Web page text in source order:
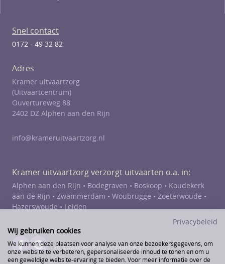
Snel contact
0172 - 49 32 82
Adres
Kramer uitvaartzorg
(Uitvaartcentrum)
Ouvertureweg 88
2402 DZ Alphen aan den Rijn
info@krameruitvaartzorg.nl
Kramer uitvaartzorg verzorgt uitvaarten o.a. in:
Alphen aan den Rijn • Bodegraven • Boskoop • Koudekerk
aan de Rijn • Zwammerdam • Woubrugge • Zoeterwoude •
Hazerswoude • Leiden
Voorwaarden/Privacystatement
Privacybeleid
Wij gebruiken cookies
We kunnen deze plaatsen voor analyse van onze bezoekersgegevens, om
onze website te verbeteren, gepersonaliseerde inhoud te tonen en om u
een geweldige website-ervaring te bieden. Voor meer informatie over de